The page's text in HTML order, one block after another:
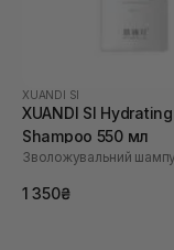
XUANDI SI
XUANDI SI Hydrating
Shampoo 550 мл
1 350₴